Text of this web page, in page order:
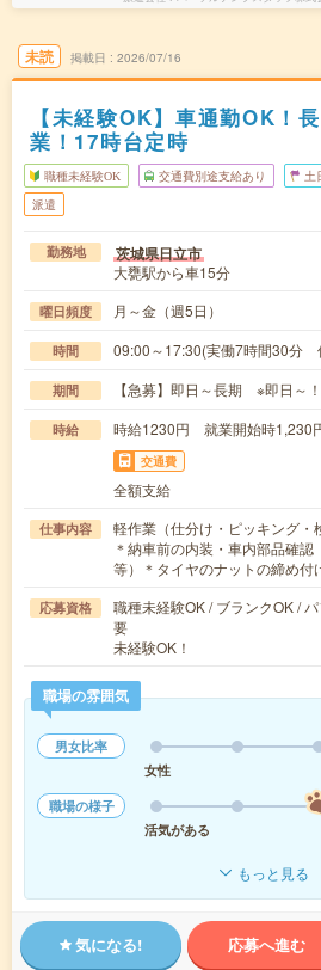
未読 掲載日 2026/07/16
【未経験OK】車通勤OK！
業！17時台定時
職種未経験OK 交通費別途支給あり 土
派遣
勤務地 茨城県日立市
大甕駅から車15分
曜日頻度 月～金（週5日）
時間 09:00～17:30(実働7時間30分
期間 【急募】即日～長期 ※即日～！
時給 時給1230円 就業開始時1,230
交通費
全額支給
仕事内容
軽作業（仕分け・ピッキング・
＊納車前の内装・車内部品確
等）＊タイヤのナットの締め
応募資格
職種未経験OK / ブランクOK /
要
未経験OK！
職場の雰囲気
男女比率
女性
職場の様子
活気がある
もっと見る
気になる! 応募へ進む